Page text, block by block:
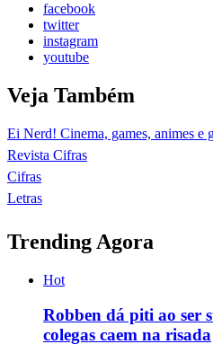
facebook
twitter
instagram
youtube
Veja Também
Ei Nerd! Cinema, games, animes e
Revista Cifras
Cifras
Letras
Trending Agora
Hot
Robben dá piti ao ser
colegas caem na risada